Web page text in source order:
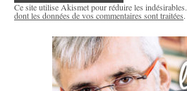
Ce site utilise Akismet pour réduire les indésirables.
dont les données de vos commentaires sont traitées.